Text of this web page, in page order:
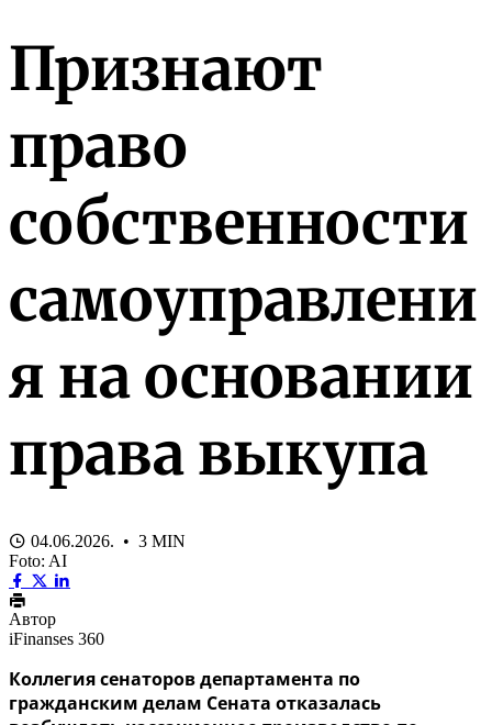
Признают
право
собственности
самоуправлени
я на основании
права выкупа
04.06.2026. • 3 MIN
Foto: AI
Автор
iFinanses 360
Коллегия сенаторов департамента по
гражданским делам Сената отказалась